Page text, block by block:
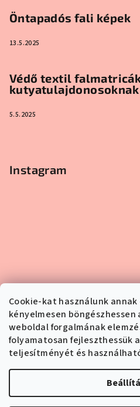
Cookie-kat használunk
kényelmesen böngészhessen
weboldal forgalmának
folyamatosan fejleszthessük
teljesítményét és
Öntapadós fali képek
13.5.2025
Védő textil
kutyatulajdonosoknak
5.5.2025
Instagram
Kövessen minket az